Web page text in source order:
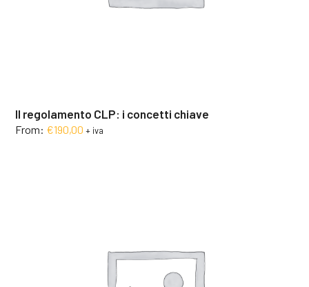
Il regolamento CLP: i concetti chiave
From: €190,00 + iva